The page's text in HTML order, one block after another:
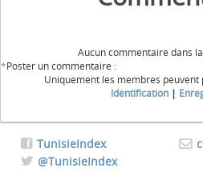
Aucun commentaire dans
*Poster un commentaire :
Uniquement les membres
Identification |
TunisieIndex
@TunisieIndex